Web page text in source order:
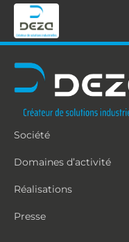
Société
Domaines d’activité
Réalisations
Presse